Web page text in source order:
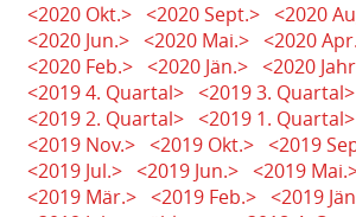
<2020 Okt.> <2020 Sept.> <2020
<2020 Jun.> <2020 Mai.> <2020
<2020 Feb.> <2020 Jän.> <2020
<2019 4. Quartal> <2019 3. Quartal>
<2019 2. Quartal> <2019 1. Quartal>
<2019 Nov.> <2019 Okt.> <2019
<2019 Jul.> <2019 Jun.> <2019
<2019 Mär.> <2019 Feb.> <2019